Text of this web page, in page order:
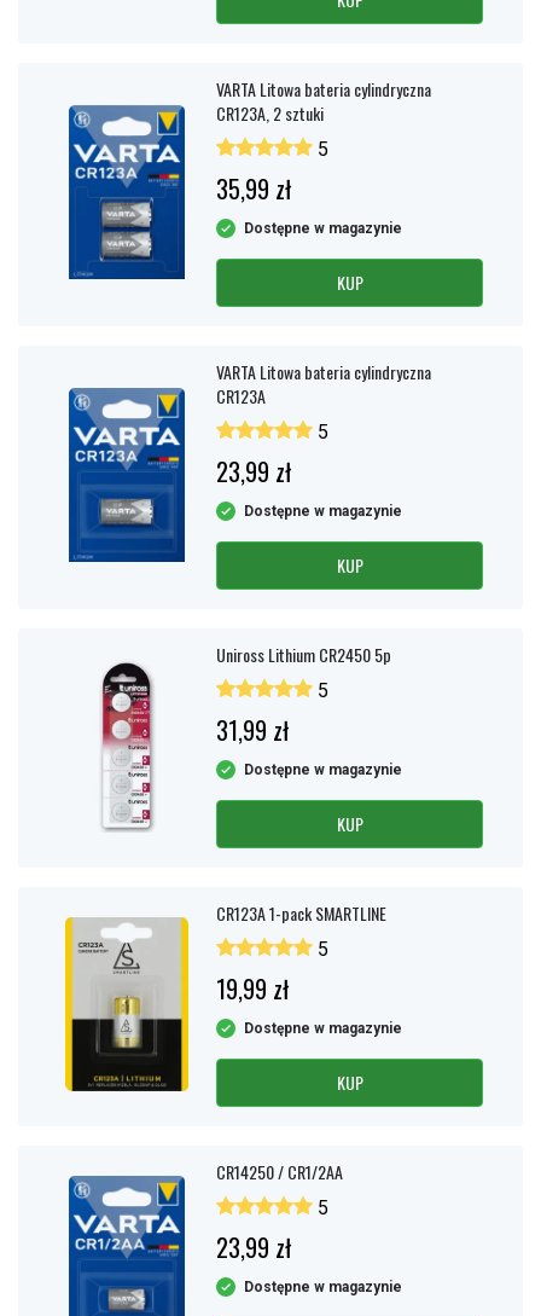
VARTA Litowa bateria cylindryczna
CR123A, 2 sztuki
5
35,99 zł
Dostępne w magazynie
KUP
VARTA Litowa bateria cylindryczna
CR123A
5
23,99 zł
Dostępne w magazynie
KUP
Uniross Lithium CR2450 5p
5
31,99 zł
Dostępne w magazynie
KUP
CR123A 1-pack SMARTLINE
5
19,99 zł
Dostępne w magazynie
KUP
CR14250 / CR1/2AA
5
23,99 zł
Dostępne w magazynie